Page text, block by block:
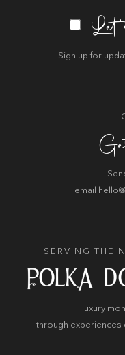
Sign up for
email
SERVING THE
luxury
through experiences